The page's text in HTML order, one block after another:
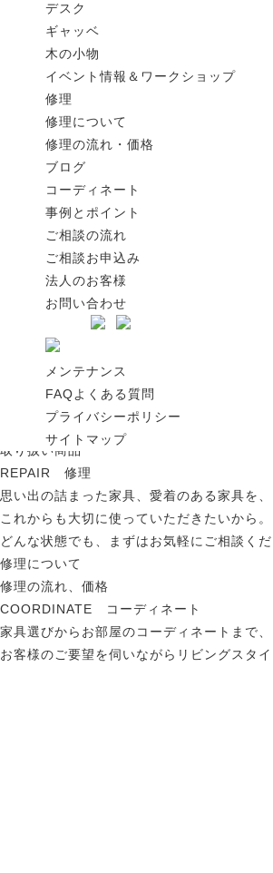
デスク
ギャッベ
木の小物
イベント情報＆ワークショップ
修理
修理について
修理の流れ・価格
ブログ
コーディネート
事例とポイント
ご相談の流れ
ご相談お申込み
法人のお客様
お問い合わせ
メンテナンス
FAQよくある質問
プライバシーポリシー
サイトマップ
イベント
2026.05.22
【Outdoor Campaign 2026】内と外に、ひ
心地よい風が吹き抜ける季節。リビング
納品事例
修理事例
イベント情報＆ワークショップ
ブログ
CONCEPT コンセプト
心地よく使える家具は、心地よい時間をくれ
これから何年、何十年と重ねる
家族の幸せな時間のために
世界にひとつだけの空間づくりを、
私たちがお手伝いいたします。
アイについて
FURNITURE 商品案内
毎日使うものだから、安心・安全なもの、
いつまでも心地よく使えるものにこだわって
日本全国から厳選しています。
取り扱い商品
REPAIR 修理
思い出の詰まった家具、愛着のある家具を、
これからも大切に使っていただきたいから。
どんな状態でも、まずはお気軽にご相談くだ
修理について
修理の流れ、価格
COORDINATE コーディネート
家具選びからお部屋のコーディネートまで、
お客様のご要望を伺いながらリビングスタ